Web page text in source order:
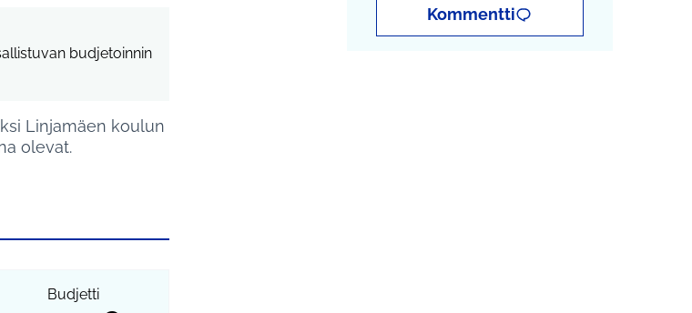
budjetoinnin
Linjamäen koulun
olevat.
Budjetti
Kommentti